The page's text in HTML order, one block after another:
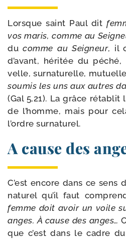
Lorsque saint Paul dit
vos maris, comme au
ducomme au Seigneur, il
d’avant, héri­tée du
velle, sur­na­tu­relle,
sou­mis les uns aux autres
(Gal 5,21). La grâce
de l’homme, mais pour
l’ordre surnaturel.
A cause des
C’est encore dans ce
na­tu­rel qu’il faut
femme doit avoir un voile
anges. À cause des anges…
que c’est dans le cadre